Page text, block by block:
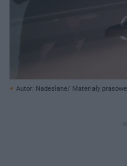
Autor: Nadesłane/ Materiały prasowe